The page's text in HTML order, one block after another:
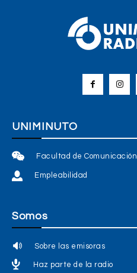
UNIMINUTO
Facultad de Comunicación
Empleabilidad
Somos
Sobre las emisoras
Haz parte de la radio